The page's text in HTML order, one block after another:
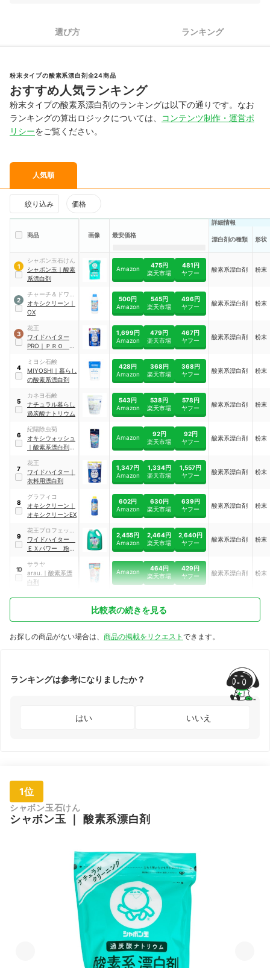
選び方 ランキング
粉末タイプの酸素系漂白剤全24商品
おすすめ人気ランキング
粉末タイプの酸素系漂白剤のランキングは以下の通りです。なお
ランキングの算出ロジックについては、
コンテンツ制作・運営ポ
リシーをご覧ください。
人気順
絞り込み 価格
商品 画像 最安価格
詳細情報
漂白剤の種類 形状
1
シャボン玉石けん
シャボン玉 ｜ 酸素
系漂白剤
Amazon
475円
楽天市場
481円
ヤフー
酸素系漂白剤 粉末
2
チャーチ＆ドワイ
ト
オキシクリーン ｜
OX
500円
Amazon
545円
楽天市場
496円
ヤフー
酸素系漂白剤 粉末
3
花王
ワイドハイター
PRO ｜ ＰＲＯ 粉
1,699円
Amazon
479円
楽天市場
467円
ヤフー
酸素系漂白剤 粉末
4
ミヨシ石鹸
MIYOSHI ｜ 暮らし
の酸素系漂白剤
428円
Amazon
368円
楽天市場
368円
ヤフー
酸素系漂白剤 粉末
5
カネヨ石鹸
ナチュラル暮らし
過炭酸ナトリウム
543円
Amazon
538円
楽天市場
578円
ヤフー
酸素系漂白剤 粉末
6
紀陽除虫菊
オキシウォッシュ
｜ 酸素系漂白剤
Amazon
92円
楽天市場
92円
ヤフー
酸素系漂白剤 粉末
7
花王
ワイドハイター ｜
衣料用漂白剤
1,347円
Amazon
1,334円
楽天市場
1,557円
ヤフー
酸素系漂白剤 粉末
8
グラフィコ
オキシクリーン ｜
オキシクリーンEX
602円
Amazon
630円
楽天市場
639円
ヤフー
酸素系漂白剤 粉末
9
花王プロフェッシ
ョナル・サービス
ワイドハイター
ＥＸパワー 粉末
2,455円
Amazon
2,464円
楽天市場
2,640円
ヤフー
酸素系漂白剤 粉末
10
サラヤ
arau.
｜ 酸素系漂
白剤
Amazon
464円
楽天市場
429円
ヤフー
酸素系漂白剤 粉末
比較表の続きを見る
お探しの商品がない場合は、 商品の掲載をリクエスト できます。
ランキングは参考になりましたか？
はい いいえ
1位
シャボン玉石けん
シャボン玉 酸素系漂白剤